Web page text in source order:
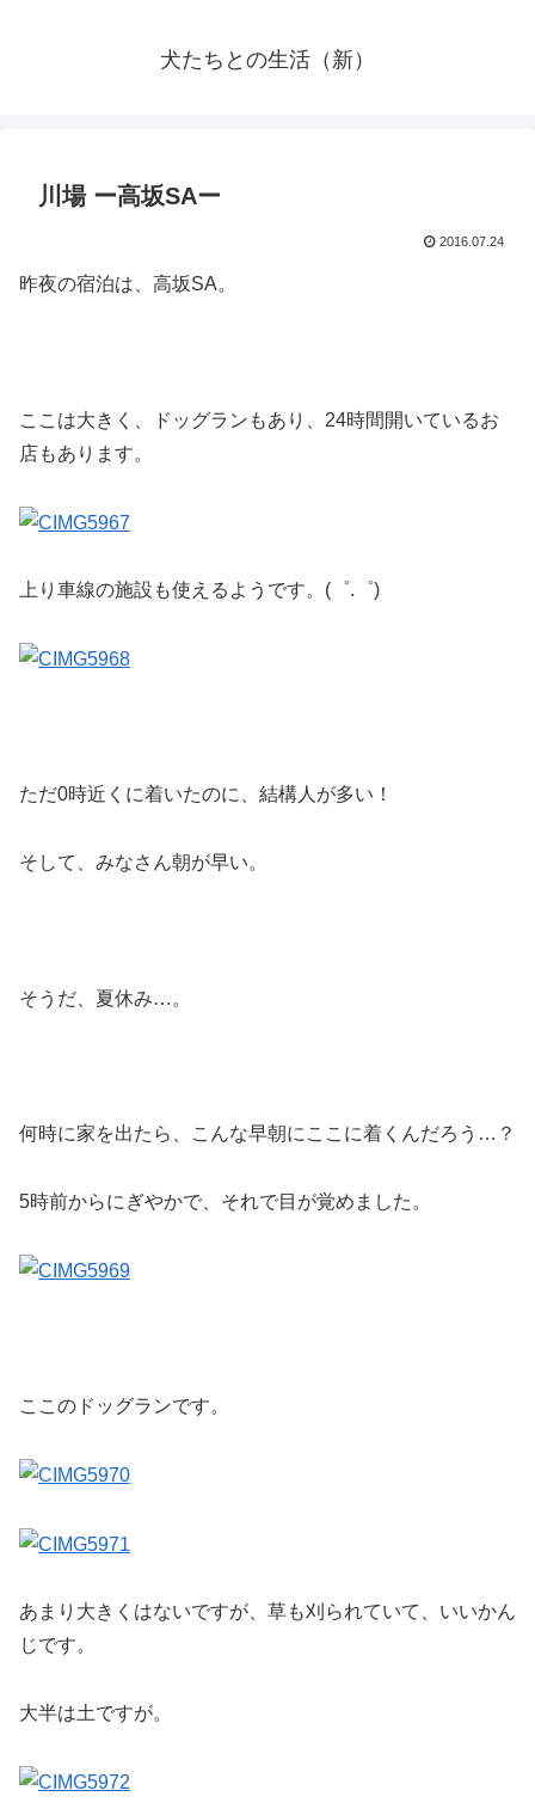
犬たちとの生活（新）
川場 ー高坂SAー
2016.07.24
昨夜の宿泊は、高坂SA。
ここは大きく、ドッグランもあり、24時間開いているお
店もあります。
上り車線の施設も使えるようです。(゜.゜)
ただ0時近くに着いたのに、結構人が多い！
そして、みなさん朝が早い。
そうだ、夏休み…。
何時に家を出たら、こんな早朝にここに着くんだろう…？
5時前からにぎやかで、それで目が覚めました。
ここのドッグランです。
あまり大きくはないですが、草も刈られていて、いいかん
じです。
大半は土ですが。